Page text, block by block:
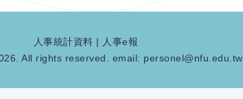
人事統計資料
人事e報
All rights reserved. email: personel@nfu.edu.tw